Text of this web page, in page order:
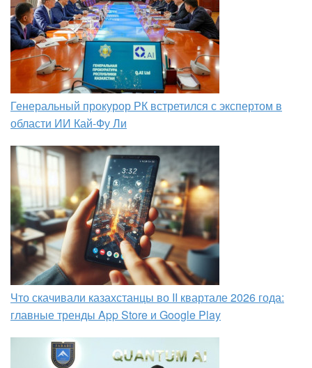
Генеральный прокурор РК встретился с экспертом в
области ИИ Кай-Фу Ли
Что скачивали казахстанцы во II квартале 2026 года:
главные тренды App Store и Google Play